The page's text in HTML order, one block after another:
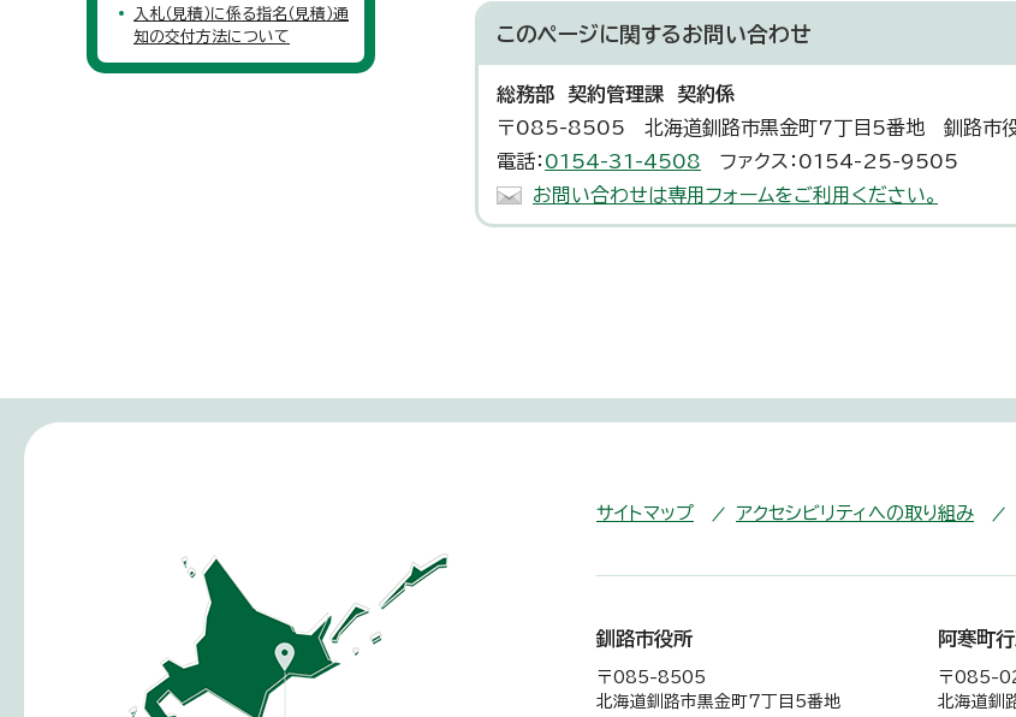
このページに関するお問い合わせ
総務部 契約管理課 契約係
〒085-8505 北海道釧路市黒金町7丁目5番地 釧路市
電話： 0154-31-4508 ファクス：0154-25-9505
お問い合わせは専用フォームをご利用ください。
入札（見積）に係る指名（見積）通
知の交付方法について
サイトマップ アクセシビリティへの取り組み
釧路市役所
〒085-8505
北海道釧路市黒金町7丁目5番地
阿寒町
〒085-
北海道釧